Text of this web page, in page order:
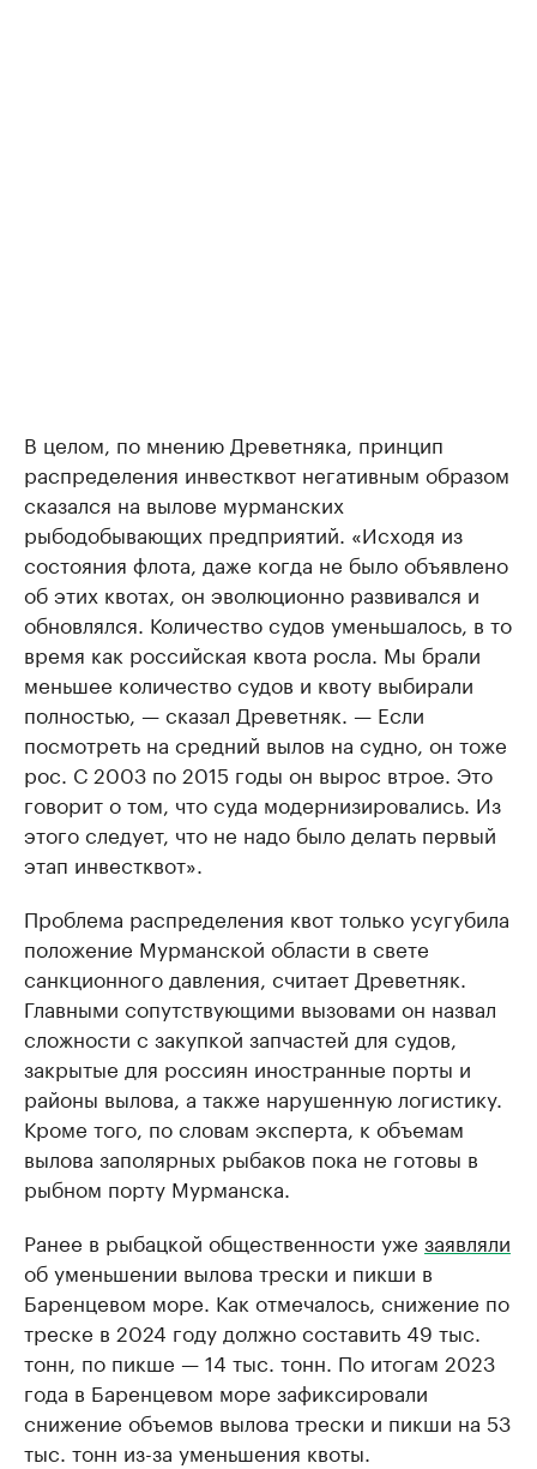
В целом, по мнению Древетняка, принцип
распределения инвестквот негативным образом
сказался на вылове мурманских
рыбодобывающих предприятий. «Исходя из
состояния флота, даже когда не было объявлено
об этих квотах, он эволюционно развивался и
обновлялся. Количество судов уменьшалось, в то
время как российская квота росла. Мы брали
меньшее количество судов и квоту выбирали
полностью, — сказал Древетняк. — Если
посмотреть на средний вылов на судно, он тоже
рос. С 2003 по 2015 годы он вырос втрое. Это
говорит о том, что суда модернизировались. Из
этого следует, что не надо было делать первый
этап инвестквот».
Проблема распределения квот только усугубила
положение Мурманской области в свете
санкционного давления, считает Древетняк.
Главными сопутствующими вызовами он назвал
сложности с закупкой запчастей для судов,
закрытые для россиян иностранные порты и
районы вылова, а также нарушенную логистику.
Кроме того, по словам эксперта, к объемам
вылова заполярных рыбаков пока не готовы в
рыбном порту Мурманска.
Ранее в рыбацкой общественности уже заявляли
об уменьшении вылова трески и пикши в
Баренцевом море. Как отмечалось, снижение по
треске в 2024 году должно составить 49 тыс.
тонн, по пикше — 14 тыс. тонн. По итогам 2023
года в Баренцевом море зафиксировали
снижение объемов вылова трески и пикши на 53
тыс. тонн из-за уменьшения квоты.